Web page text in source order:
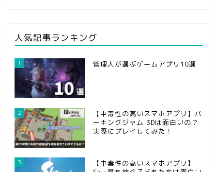
人気記事ランキング
1 管理人が選ぶゲームアプリ10選
2
【中毒性の高いスマホアプリ】パ
ーキングジャム 3Dは面白いの？
実際にプレイしてみた！
3
【中毒性の高いスマホアプリ】